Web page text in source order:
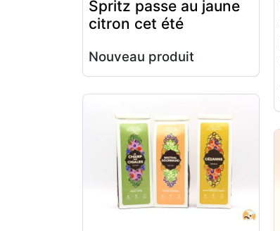
Spritz passe au jaune
citron cet été
Nouveau produit